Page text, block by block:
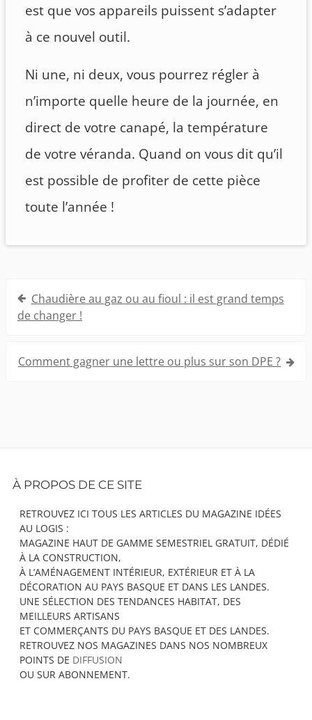
est que vos appareils puissent s’adapter
à ce nouvel outil.
Ni une, ni deux, vous pourrez régler à
n’importe quelle heure de la journée, en
direct de votre canapé, la température
de votre véranda. Quand on vous dit qu’il
est possible de profiter de cette pièce
toute l’année !
Navigation
de
Chaudière au gaz ou au fioul : il est grand temps
de changer !
Comment gagner une lettre ou plus sur son DPE ?
Content
À PROPOS DE CE SITE
RETROUVEZ ICI TOUS LES ARTICLES DU MAGAZINE IDÉES
AU LOGIS :
MAGAZINE HAUT DE GAMME SEMESTRIEL GRATUIT, DÉDIÉ
À LA CONSTRUCTION,
À L’AMÉNAGEMENT INTÉRIEUR, EXTÉRIEUR ET À LA
DÉCORATION AU PAYS BASQUE ET DANS LES LANDES.
UNE SÉLECTION DES TENDANCES HABITAT, DES
MEILLEURS ARTISANS
ET COMMERÇANTS DU PAYS BASQUE ET DES LANDES.
RETROUVEZ NOS MAGAZINES DANS NOS NOMBREUX
POINTS DE DIFFUSION
OU SUR ABONNEMENT.